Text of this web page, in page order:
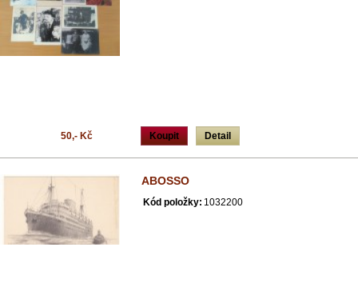
Koupit Detail
50,- Kč
ABOSSO
Kód položky: 1032200